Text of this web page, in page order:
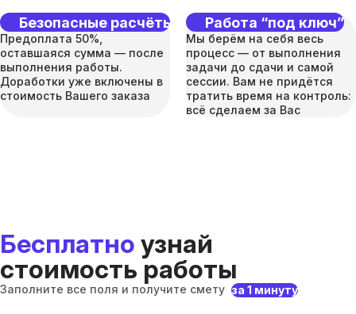
Безопасные расчёты
Предоплата 50%,
оставшаяся сумма — после
выполнения работы.
Доработки уже включены в
стоимость Вашего заказа
Работа “под ключ”
Мы берём на себя весь
процесс — от выполнения
задачи до сдачи и самой
сессии. Вам не придётся
тратить время на контроль:
всё сделаем за Вас
Бесплатно узнай
стоимость работы
Заполните все поля и получите смету за 1 минуту